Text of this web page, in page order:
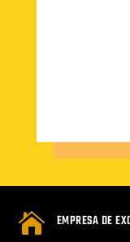
 EMPRESA DE